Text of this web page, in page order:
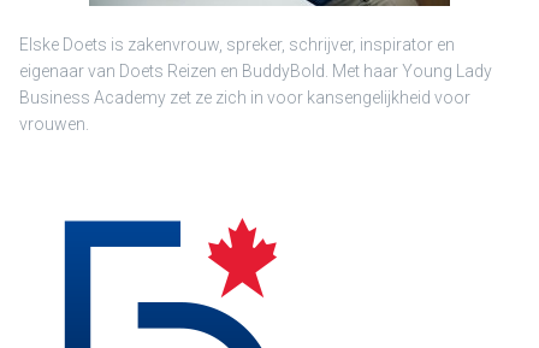
Elske Doets is zakenvrouw, spreker, schrijver, inspirator en
eigenaar van Doets Reizen en BuddyBold. Met haar Young Lady
Business Academy zet ze zich in voor kansengelijkheid voor
vrouwen.